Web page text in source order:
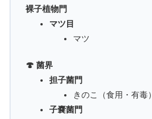
裸子植物門
マツ目
マツ
🍄 菌界
担子菌門
きのこ（食用・有毒）
子嚢菌門